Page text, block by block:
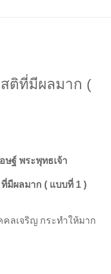
ติที่มีผลมาก (
ฐ์ พระพุทธเจ้า
มีผลมาก ( แบบที่ 1 )
ลเจริญ กระทำให้มาก